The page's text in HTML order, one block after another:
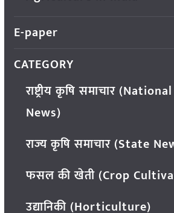
E-paper
CATEGORY
राष्ट्रीय कृषि समाचार
News)
राज्य कृषि समाचार (State
फसल की खेती (Crop
उद्यानिकी (Horticulture)